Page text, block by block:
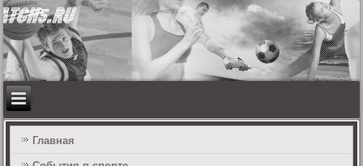
Главная